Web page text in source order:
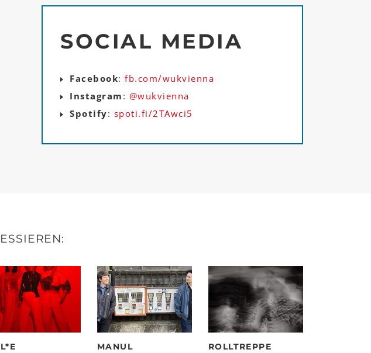
SOCIAL MEDIA
Facebook: fb.com/wukvienna
Instagram : @wukvienna
Spotify: spoti.fi/2TAwci5
MANUL
ROLLTREPPE